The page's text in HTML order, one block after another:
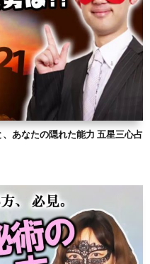
あなたの隠れた能力 五星三心占